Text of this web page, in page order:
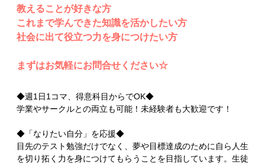
教えることが好きな方
これまで学んできた知識を活かしたい方
社会に出て役立つ力を身につけたい方
まずはお気軽にお問合せください☆
◆週1日1コマ、得意科目からでOK◆
学業やサークルとの両立も可能！未経験者も大歓迎です！
◆「なりたい自分」を応援◆
目先のテスト勉強だけでなく、夢や目標達成のために自ら人生
を切り拓く力を身につけてもらうことを目指しています。生徒